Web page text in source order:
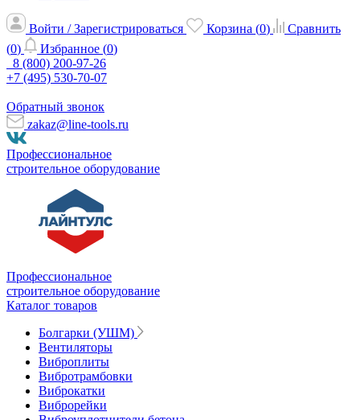
Войти / Зарегистрироваться Корзина (0)
Сравнить
(0) Избранное (0)
8 (800) 200-97-26
+7 (495) 530-70-07
Обратный звонок
zakaz@line-tools.ru
Профессиональное
строительное оборудование
Профессиональное
строительное оборудование
Каталог товаров
Болгарки (УШМ)
Вентиляторы
Виброплиты
Вибротрамбовки
Виброкатки
Виброрейки